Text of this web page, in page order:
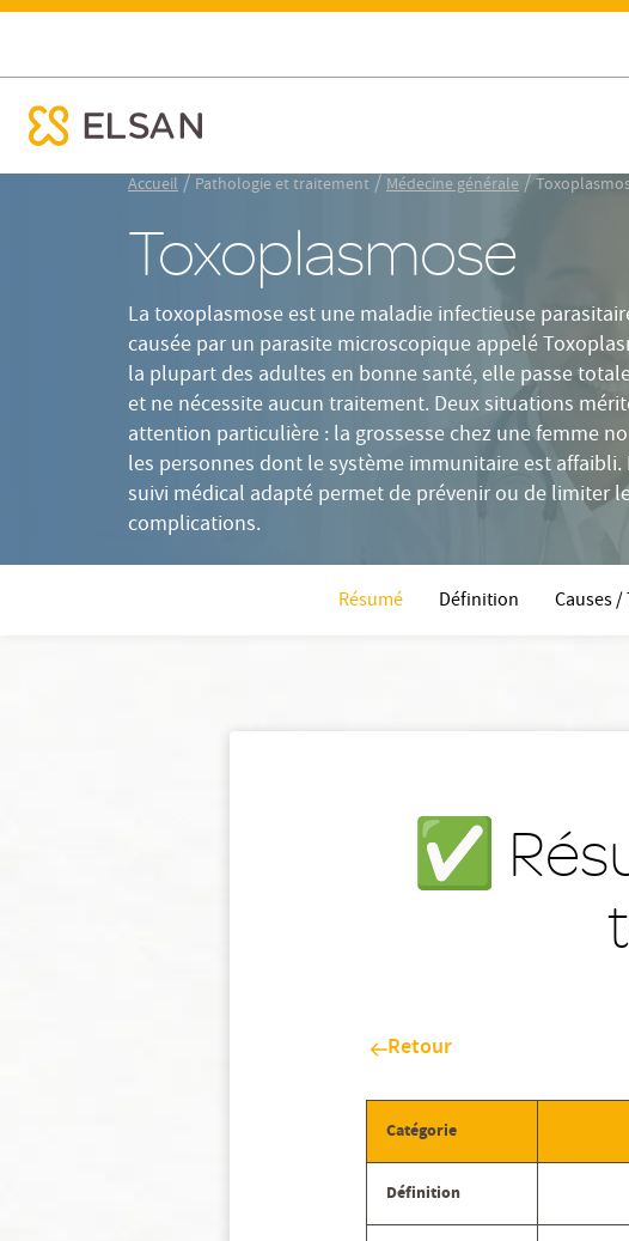
Nx:Aller
Toxoplasmose : Symptômes, grossesse et prévention | Elsan
menu mobile
Accueil/ Pathologie et traitement/Médecine générale/
Toxoplasmose
La toxoplasmose est une maladie infectieuse
causée par un parasite microscopique appelé
la plupart des adultes en bonne santé, elle passe
et ne nécessite aucun traitement. Deux situations
attention particulière : la grossesse chez une femme
les personnes dont le système immunitaire est affaibli.
suivi médical adapté permet de prévenir ou de limiter
complications.
Résumé Définition Causes
✅️
Retour
Catégorie
Définition